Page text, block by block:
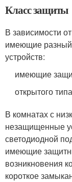
Класс защиты
В зависимости
имеющие разный
устройств:
имеющие
открытого
В комнатах с
незащищенные
светодиодной
имеющие
возникновения
короткое